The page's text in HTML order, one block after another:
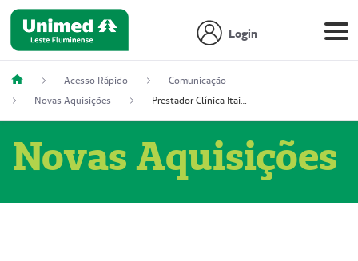
Login
Acesso Rápido
Comunicação
Novas Aquisições
Prestador Clínica Itaipú Ltda (51004348-2)
Novas Aquisições